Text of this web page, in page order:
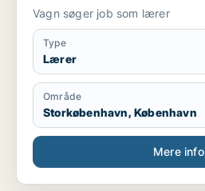
Vagn søger job som lærer
Type
Lærer
Område
Storkøbenhavn, København
Mere info